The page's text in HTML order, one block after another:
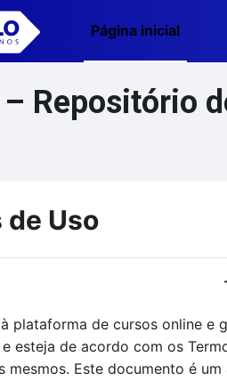
Página inicial
Repositório
de Uso
plataforma de cursos online e
esteja de acordo com os
mesmos. Este documento é